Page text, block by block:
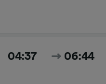
04:37 06:44